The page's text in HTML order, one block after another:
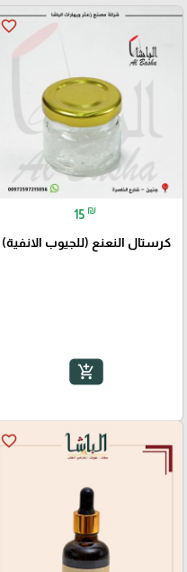
favorite_border
15 ₪
كرستال النعنع (للجيوب الانفية)
add_shopping_cart
favorite_border